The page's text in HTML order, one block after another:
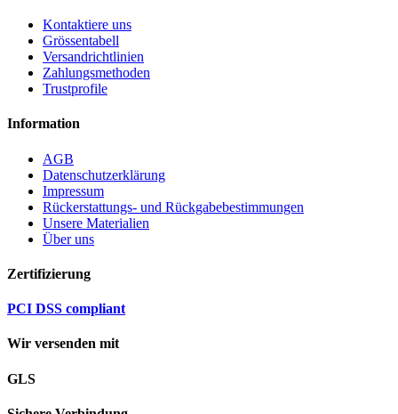
Kontaktiere uns
Grössentabell
Versandrichtlinien
Zahlungsmethoden
Trustprofile
Information
AGB
Datenschutzerklärung
Impressum
Rückerstattungs- und Rückgabebestimmungen
Unsere Materialien
Über uns
Zertifizierung
PCI DSS compliant
Wir versenden mit
GLS